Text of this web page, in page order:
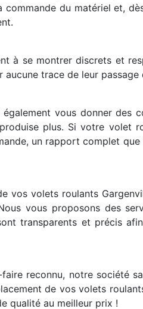
du matériel et,
à se montrer discrets et
trace de leur
vous donner des
plus. Si votre volet
un rapport complet
vos volets roulants
vous proposons des
transparents et précis
faire reconnu, notre société
de vos volets
qualité au meilleur prix !